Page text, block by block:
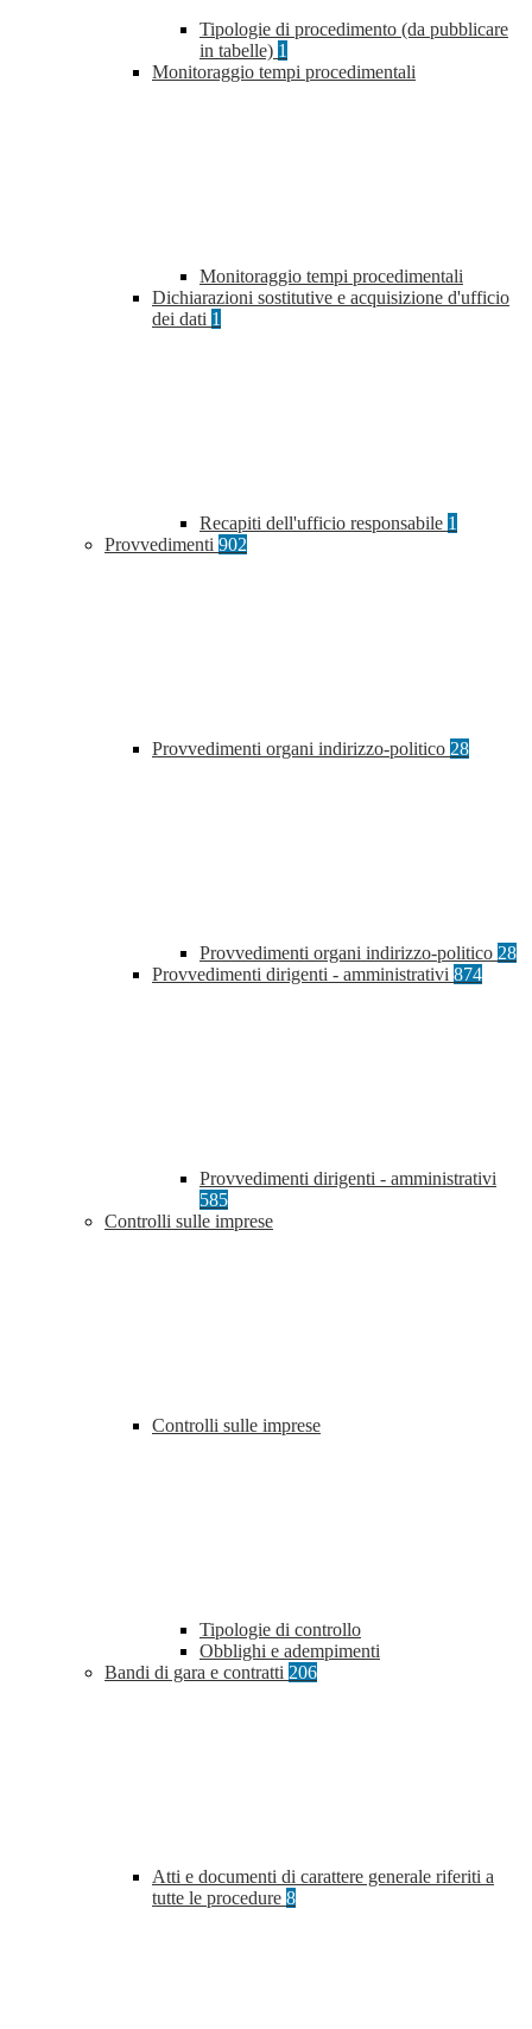
Tipologie di procedimento (da pubblicare
in tabelle) 1
Monitoraggio tempi procedimentali
Monitoraggio tempi procedimentali
Dichiarazioni sostitutive e acquisizione d'ufficio
dei dati 1
Recapiti dell'ufficio responsabile 1
Provvedimenti 902
Provvedimenti organi indirizzo-politico 28
Provvedimenti organi indirizzo-politico 28
Provvedimenti dirigenti - amministrativi 874
Provvedimenti dirigenti - amministrativi
585
Controlli sulle imprese
Controlli sulle imprese
Tipologie di controllo
Obblighi e adempimenti
Bandi di gara e contratti 206
Atti e documenti di carattere generale riferiti a
tutte le procedure 8